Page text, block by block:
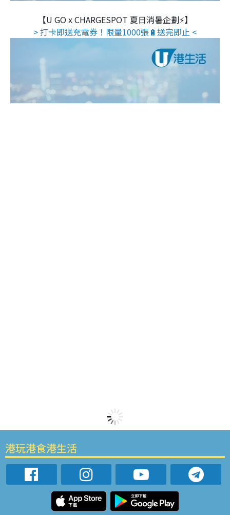
【U GO x CHARGESPOT 夏日消暑企劃⚡】
> 打卡即送充電券！限量1000張🔋送完即止 <
港玩港食港生活